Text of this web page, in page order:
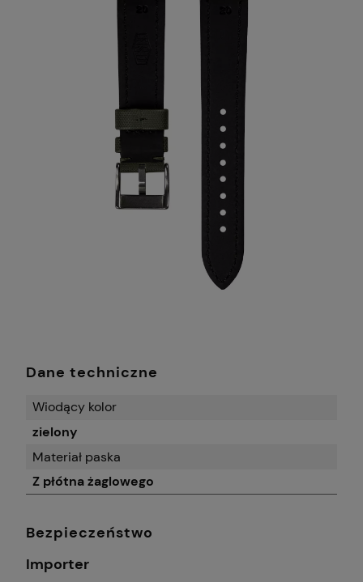
Dane techniczne
Wiodący kolor
zielony
Materiał paska
Z płótna żaglowego
Bezpieczeństwo
Importer